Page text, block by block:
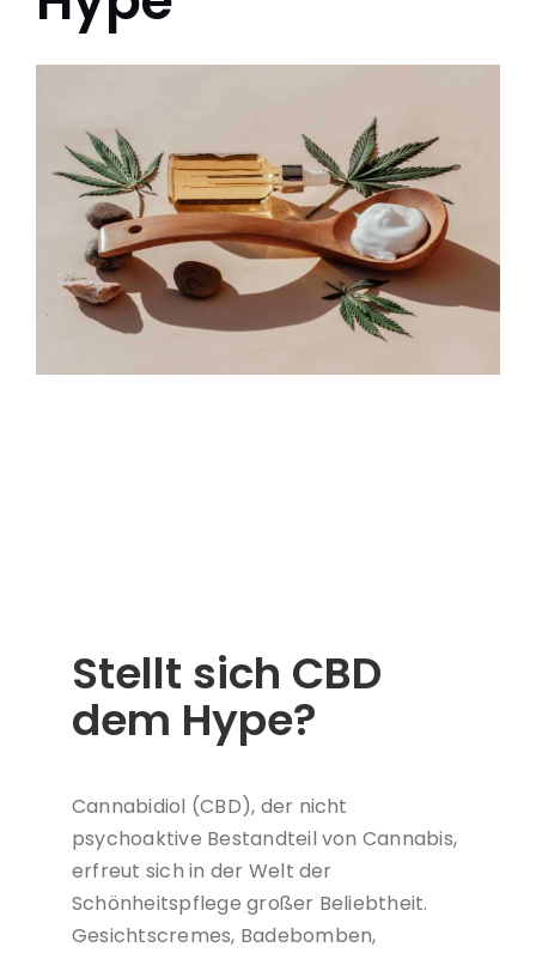
Stellt sich CBD
dem Hype?
Cannabidiol (CBD), der nicht
psychoaktive Bestandteil von Cannabis,
erfreut sich in der Welt der
Schönheitspflege großer Beliebtheit.
Gesichtscremes, Badebomben,